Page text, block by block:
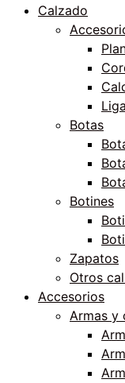
Calzado
Botas
Botines
Zapatos
Otros
Accesorios
Armas y